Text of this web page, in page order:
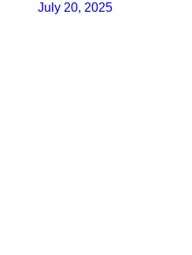
July 20, 2025